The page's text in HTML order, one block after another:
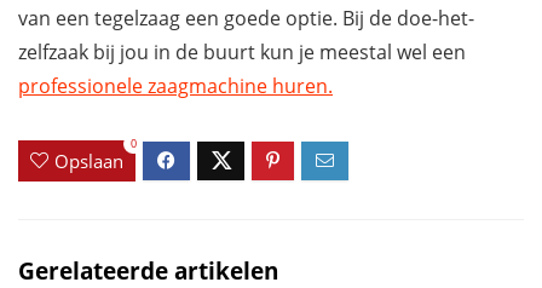
van een tegelzaag een goede optie. Bij de doe-het-
zelfzaak bij jou in de buurt kun je meestal wel een
professionele zaagmachine huren.
Opslaan
0
Gerelateerde artikelen